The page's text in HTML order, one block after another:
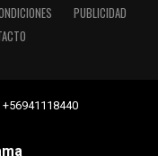
PUBLICIDAD